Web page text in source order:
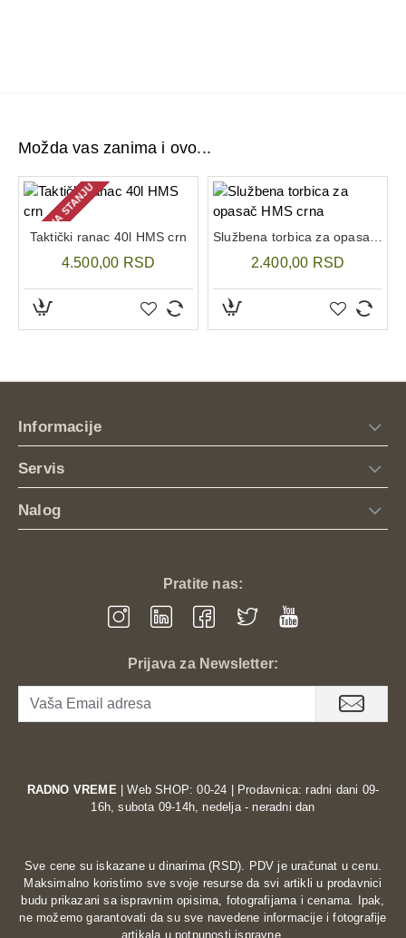
Prozračna i ojačana leđa
Možda vas zanima i ovo...
NEMA NA STANJU
Taktički ranac 40l HMS crn
4.500,00 RSD
Službena torbica za opasač HMS crna
2.400,00 RSD
Informacije
Servis
Nalog
Pratite nas:
Prijava za Newsletter:
RADNO VREME| Web SHOP: 00-24 | Prodavnica: radni dani 09-
16h, subota 09-14h, nedelja - neradni dan
Sve cene su iskazane u dinarima (RSD). PDV je uračunat u cenu.
Maksimalno koristimo sve svoje resurse da svi artikli u prodavnici
budu prikazani sa ispravnim opisima, fotografijama i cenama. Ipak,
ne možemo garantovati da su sve navedene informacije i fotografije
artikala u potpunosti ispravne.